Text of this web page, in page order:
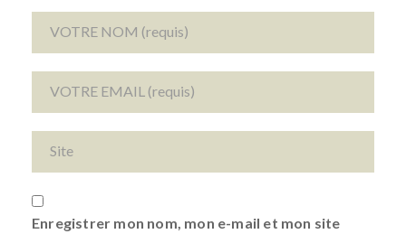
Enregistrer mon nom, mon e-mail et mon site